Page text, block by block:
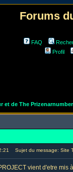
Forums
FAQ
Profil
et de The
Sujet du message: Site
vient d'etre